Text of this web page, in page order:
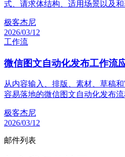
式、请求体结构、适用场景以及和
极客杰尼
2026/03/12
工作流
微信图文自动化发布工作流
从内容输入、排版、素材、草稿
容易落地的微信图文自动化发布流
极客杰尼
2026/03/12
邮件列表